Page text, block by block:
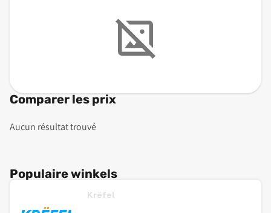
Comparer les prix
Aucun résultat trouvé
Populaire winkels
Krëfel